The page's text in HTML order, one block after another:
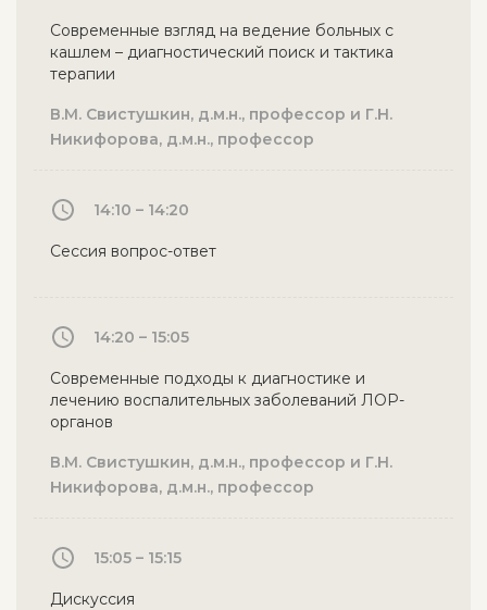
Современные взгляд на ведение больных с
кашлем – диагностический поиск и тактика
терапии
В.М. Свистушкин, д.м.н., профессор и Г.Н.
Никифорова, д.м.н., профессор
14:10 – 14:20
Сессия вопрос-ответ
14:20 – 15:05
Современные подходы к диагностике и
лечению воспалительных заболеваний ЛОР-
органов
В.М. Свистушкин, д.м.н., профессор и Г.Н.
Никифорова, д.м.н., профессор
15:05 – 15:15
Дискуссия